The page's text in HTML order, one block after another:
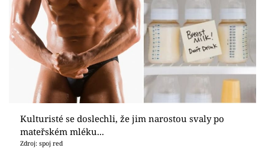
Virály
Sex a vztahy
Videa
Sledujte prima+
Přihlášení
Kulturisté se doslechli, že jim narostou svaly po
mateřském mléku...
Zdroj: spoj red